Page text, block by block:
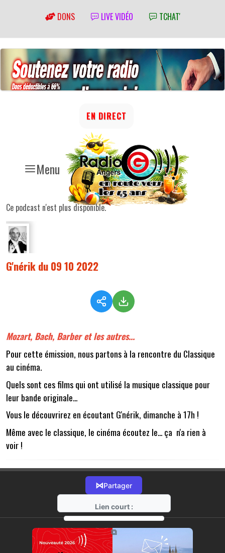
DONS LIVE VIDÉO TCHAT'
Menu
EN DIRECT
Ce podcast n'est plus disponible.
G'nérik du 09 10 2022
Mozart, Bach, Barber et les autres...
Pour cette émission, nous partons à la rencontre du Classique
au cinéma.
Quels sont ces films qui ont utilisé la musique classique pour
leur bande originale...
Vous le découvrirez en écoutant G'nérik, dimanche à 17h !
Même avec le classique, le cinéma écoutez le... ça n'a rien à
voir !
⋈Partager
Lien court :
https://radio-g.fr?9755
⧉